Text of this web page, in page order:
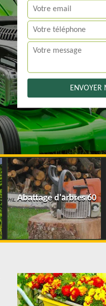
Abattage d'arbres 60